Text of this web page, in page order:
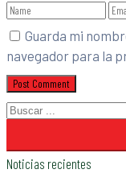
Guarda mi
navegador para la
Noticias recientes